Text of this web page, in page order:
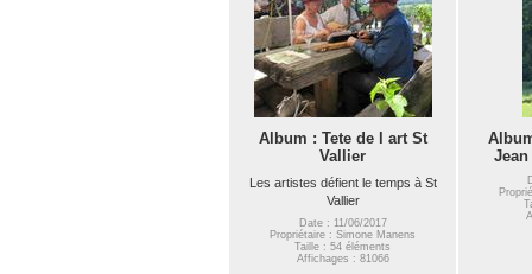
Album : Tete de l art St
Vallier
Les artistes défient le temps à St
Vallier
Date : 11/06/2017
Propriétaire : Simone Manens
Taille : 54 éléments
Affichages : 81066